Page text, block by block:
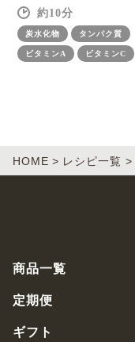
10
炭水化物 タンパク質
ビタミンA ビタミンC
HOME レシピ一覧
商品一覧
定期便
ギフト